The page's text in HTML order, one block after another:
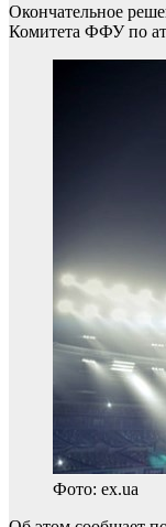
Окончательное
Комитета ФФУ по
Фото: ex.ua